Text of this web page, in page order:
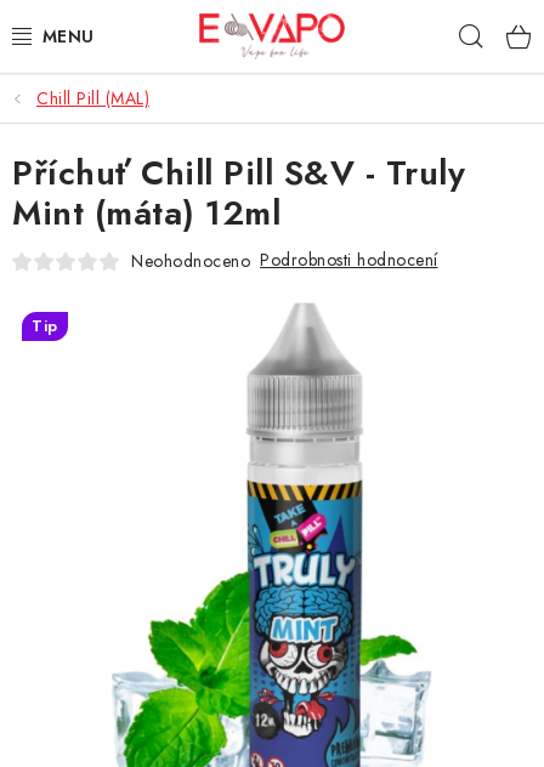
na
3D TISK
TIPY ZA DOBROU CENU
AROMATA A PŘÍCHUTĚ
ATOMIZÉRY A CARTRIDGE
BATERIE A NABÍJEČKY
Chill Pill (MAL)
Příchuť Chill Pill S&V - Truly
Mint (máta) 12ml
Neohodnoceno Podrobnosti hodnocení
Tip